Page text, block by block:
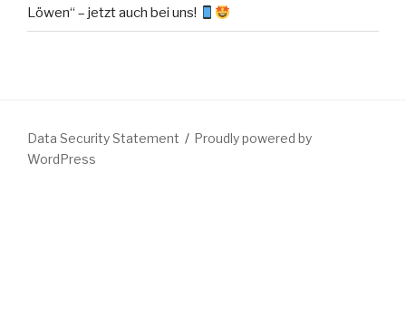
Löwen“ – jetzt auch bei uns!
Data Security Statement
Proudly powered by
WordPress